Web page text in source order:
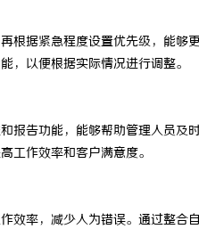
根据紧急程度设置优先级，能
，以便根据实际情况进行调整。
报告功能，能够帮助管理人员
工作效率和客户满意度。
效率，减少人为错误。通过整